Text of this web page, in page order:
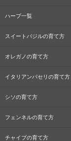
ハーブ一覧
スイートバジルの育て方
オレガノの育て方
イタリアンパセリの育て方
シソの育て方
フェンネルの育て方
チャイブの育て方